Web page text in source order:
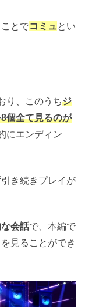
とでコミュとい
り、このうちジ
個全て見るのが
にエンディン
き続きプレイが
会話で、本編で
見ることができ